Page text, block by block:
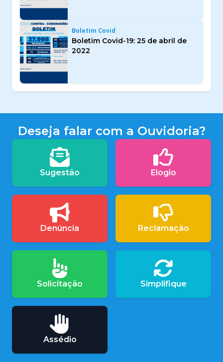
Boletim Covid
Boletim Covid-19: 25 de abril de
2022
Deseja falar com a Ouvidoria?
Sugestão Elogio
Denúncia Reclamação
Solicitação Simplifique
Assédio